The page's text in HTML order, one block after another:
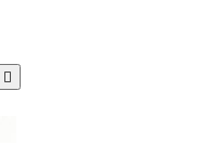
